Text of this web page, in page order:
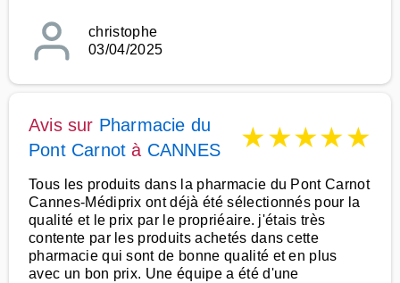
christophe
03/04/2025
Avis sur Pharmacie du
Pont Carnot à CANNES ★★★★★
Tous les produits dans la pharmacie du Pont Carnot
Cannes-Médiprix ont déjà été sélectionnés pour la
qualité et le prix par le propriéaire. j'étais très
contente par les produits achetés dans cette
pharmacie qui sont de bonne qualité et en plus
avec un bon prix. Une équipe a été d'une